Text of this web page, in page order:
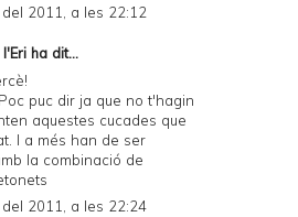
2011, a les 22:12
ha dit...
puc dir ja que no t'hagin
aquestes cucades que
I a més han de ser
la combinació de
2011, a les 22:24